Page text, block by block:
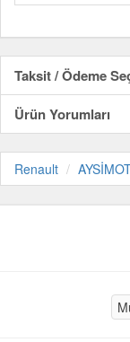
Taksit / Ödeme
Ürün Yorumları
Renault